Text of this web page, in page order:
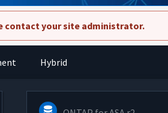
contact your site administrator.
Hybrid